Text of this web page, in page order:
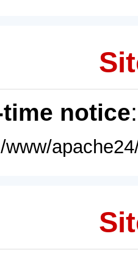
time notice